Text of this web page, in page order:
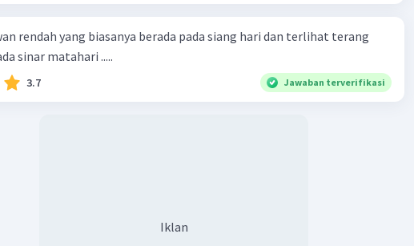
rendah yang biasanya berada pada siang hari dan terlihat terang
sinar matahari .....
3.7 Jawaban terverifikasi
Iklan